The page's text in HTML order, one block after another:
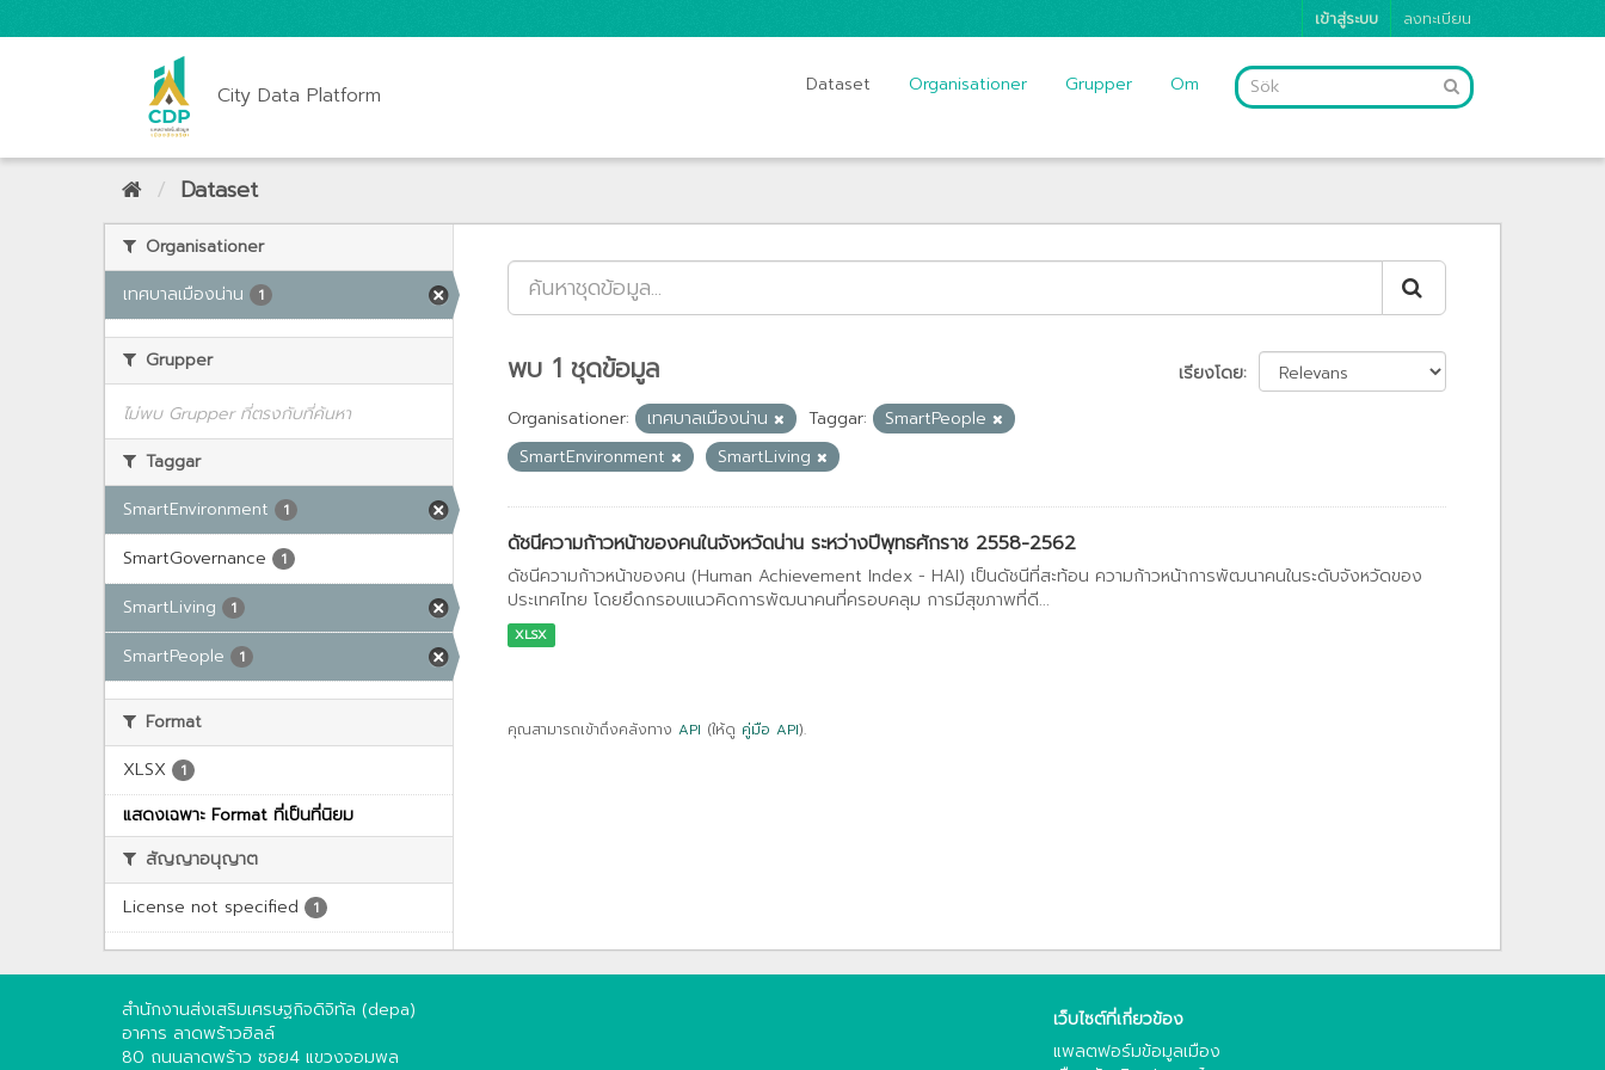
เข้าสู่ระบบ ลงทะเบียน
City Data Platform Dataset Organisationer Grupper Om
Dataset
Organisationer
เทศบาลเมืองน่าน
1
Grupper
ไม่พบ Grupper ที่ตรงกับที่ค้นหา
Taggar
SmartEnvironment
1
SmartGovernance 1
SmartLiving 1
SmartPeople 1
Format
XLSX
1
แสดงเฉพาะ Format ที่เป็นที่นิยม
สัญญาอนุญาต
License not specified
1
เรียงโดย
พบ 1 ชุดข้อมูล
Organisationer: เทศบาลเมืองน่าน Taggar:
SmartPeople
SmartEnvironment
SmartLiving
ดัชนีความก้าวหน้าของคนในจังหวัดน่าน ระหว่างปีพุทธศักราช 2558-2562
ดัชนีความก้าวหน้าของคน (Human Achievement Index - HAI) เป็นดัชนีที่สะท้อน ความก้าวหน้าการพัฒนาคนในระดับจังหวัดของ
ประเทศไทย โดยยึดกรอบแนวคิดการพัฒนาคนที่ครอบคลุม การมีสุขภาพที่ดี...
XLSX
คุณสามารถเข้าถึงคลังทาง API (ให้ดู คู่มือ API).
สำนักงานส่งเสริมเศรษฐกิจดิจิทัล (depa)
อาคาร ลาดพร้าวฮิลล์
80 ถนนลาดพร้าว ซอย4 แขวงจอมพล
เว็บไซต์ที่เกี่ยวข้อง
แพลตฟอร์มข้อมูลเมือง